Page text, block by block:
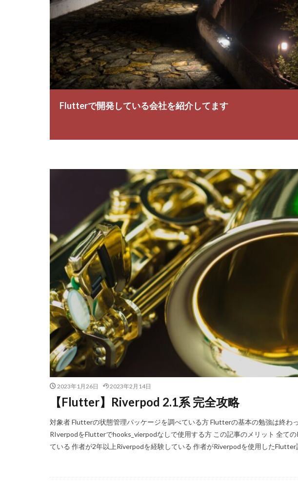
Flutterで開発している会社を紹介してます
2023年1月26日 2023年2月14日
【Flutter】Riverpod 2.1系 完全攻略
対象者 Flutterの状態管理パッケージを調べている方 Flutterの基本の勉強は終わ
RIverpodをFlutterでhooks_vierpodなしで使用する方 この記事のメリット 全て
ている 作者が2年以上Riverpodを経験している 作者がRiverpodを使用した